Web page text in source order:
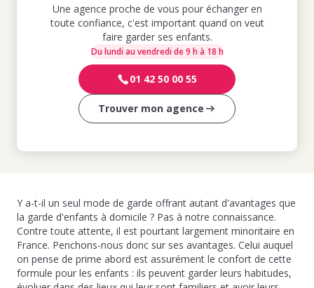
Une agence proche de vous pour échanger en
toute confiance, c'est important quand on veut
faire garder ses enfants.
Du lundi au vendredi de 9 h à 18 h
01 42 50 00 55
Trouver mon agence
Y a-t-il un seul mode de garde offrant autant d'avantages que
la garde d'enfants à domicile ? Pas à notre connaissance.
Contre toute attente, il est pourtant largement minoritaire en
France. Penchons-nous donc sur ses avantages. Celui auquel
on pense de prime abord est assurément le confort de cette
formule pour les enfants : ils peuvent garder leurs habitudes,